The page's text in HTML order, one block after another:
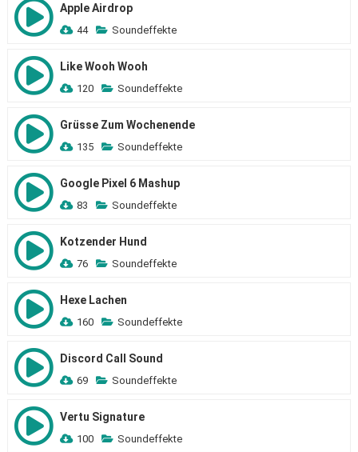
Apple Airdrop
44 Soundeffekte
Like Wooh Wooh
120 Soundeffekte
Grüsse Zum Wochenende
135 Soundeffekte
Google Pixel 6 Mashup
83 Soundeffekte
Kotzender Hund
76 Soundeffekte
Hexe Lachen
160 Soundeffekte
Discord Call Sound
69 Soundeffekte
Vertu Signature
100 Soundeffekte